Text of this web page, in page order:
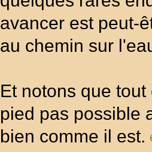
avancer est peut-
au chemin sur
Et notons que
pied pas possible
bien comme il est.